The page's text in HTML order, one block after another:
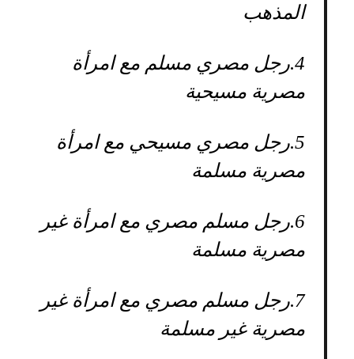
المذهب
4. رجل مصري مسلم مع امرأة
مصرية مسيحية
5. رجل مصري مسيحي مع امرأة
مصرية مسلمة
6. رجل مسلم مصري مع امرأة غير
مصرية مسلمة
7. رجل مسلم مصري مع امرأة غير
مصرية غير مسلمة